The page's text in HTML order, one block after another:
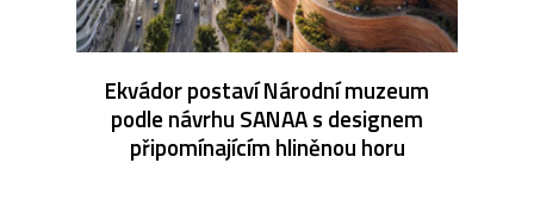
Ekvádor postaví Národní muzeum
podle návrhu SANAA s designem
připomínajícím hliněnou horu